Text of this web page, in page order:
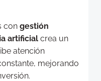
con gestión
artificial crea un
atención
mejorando